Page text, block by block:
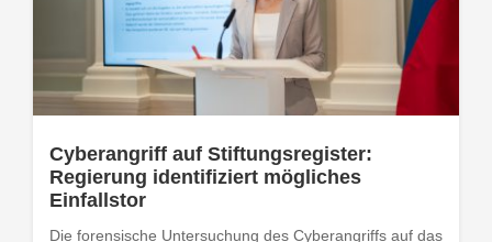
Cyberangriff auf Stiftungsregister:
Regierung identifiziert mögliches
Einfallstor
Die forensische Untersuchung des Cyberangriffs auf das